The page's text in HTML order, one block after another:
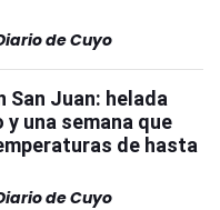
de Cuyo
San Juan: helada
una semana que
de hasta
de Cuyo